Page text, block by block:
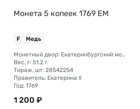
Монета 5 копеек 1769 ЕМ
F Медь
Монетный двор: Екатеринбургский монетный двор
Вес, г: 51.2 г.
Тираж, шт: 28542254
Правитель: Екатерина II
Год: 1769
1 200 ₽